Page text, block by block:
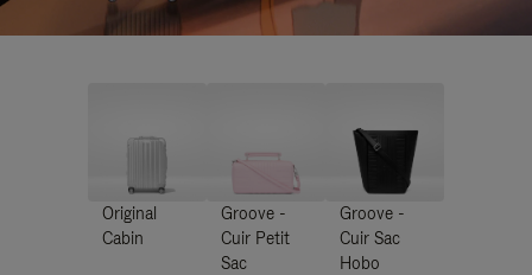
Original
Cabin
Groove -
Cuir Petit
Sac
Groove -
Cuir Sac
Hobo